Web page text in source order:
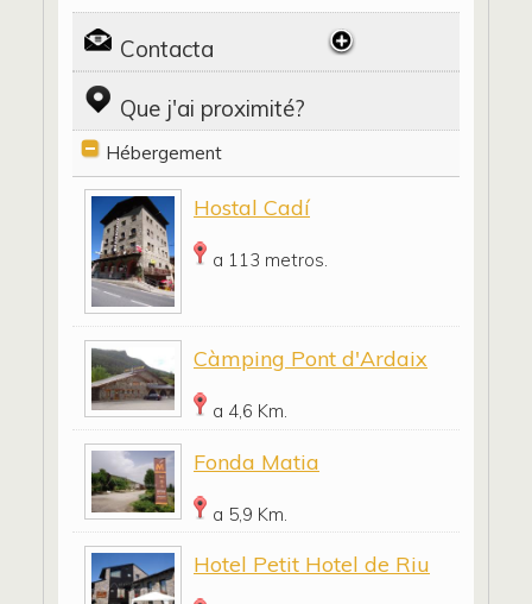
Contacta
Que j'ai proximité?
Hébergement
Hostal Cadí
a 113 metros.
Càmping Pont d'Ardaix
a 4,6 Km.
Fonda Matia
a 5,9 Km.
Hotel Petit Hotel de Riu